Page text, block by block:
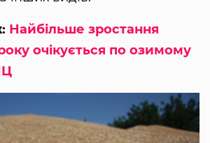
Найбільше зростання
очікується по озимому